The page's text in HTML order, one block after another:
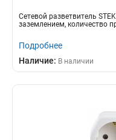
Сетевой разветвитель
заземлением, количество
Подробнее
Наличие: В наличии